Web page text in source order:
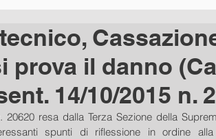
prova il danno
14/10/2015 n.
20620 resa dalla Terza Sezione della
spunti di riflessione in ordine